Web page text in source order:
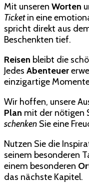
Mit unseren Worten
Ticketin eine
spricht direkt aus
Beschenkten tief.
Reisen bleibt die
Jedes Abenteuer
einzigartige
Wir hoffen, unsere
Plan mit der nötigen
schenken Sie eine
Nutzen Sie die
seinem besonderen
einem besonderen
das nächste Kapitel.